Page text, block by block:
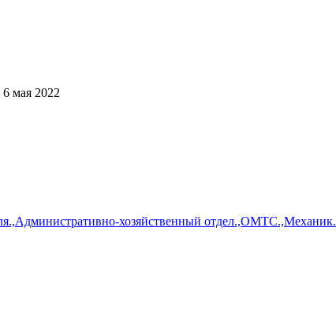
6 мая 2022
хозяйственный отдел.,ОМТС.,Механик.